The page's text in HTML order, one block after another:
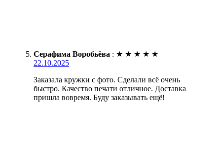
Серафима Воробьёва : ★ ★ ★ ★ ★
22.10.2025
Заказала кружки с фото. Сделали всё очень
быстро. Качество печати отличное. Доставка
пришла вовремя. Буду заказывать ещё!